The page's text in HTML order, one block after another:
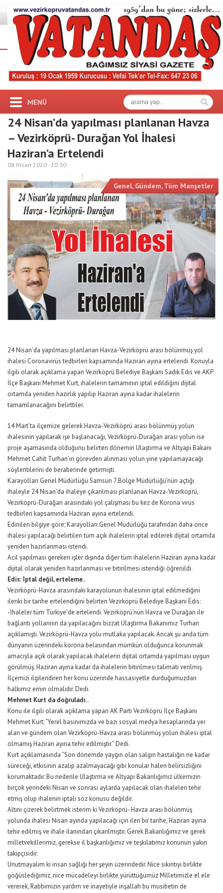
MENÜ
24 Nisan’da yapılması planlanan Havza
– Vezirköprü- Durağan Yol İhalesi
Haziran’a Ertelendi
08 Nisan 2020 - 10:30
Genel, Gündem,Tüm Manşetler
24 Nisan’da yapılması planlanan Havza-Vezirköprü arası bölünmüş yol
ihalesi Coronavirüs tedbirleri kapsamında Haziran ayına ertelendi. Konuyla
ilgili olarak açıklama yapan Vezirköprü Belediye Başkanı Sadık Edis ve AKP
İlçe Başkanı Mehmet Kurt, ihalelerin tamamının iptal edildiğini dijital
ortamda yeniden hazırlık yapılıp Haziran ayına kadar ihalelerin
tamamlanacağını belirttiler.
14 Mart’ta ilçemize gelerek Havza-Vezirköprü arası bölünmüş yolun
ihalesinin yapılarak işe başlanacağı, Vezirköprü-Durağan arası yolun ise
proje aşamasında olduğunu belirten dönemin Ulaştırma ve Altyapı Bakanı
Mehmet Cahit Turhan’ın görevden alınması yolun yine yapılamayacağı
söylentilerini de beraberinde getirmişti.
Karayolları Genel Müdürlüğü Samsun 7.Bölge Müdürlüğü’nün açtığı
ihaleyle 24 Nisan’da ihaleye çıkarılması planlanan Havza-Vezirköprü,
Vezirköprü-Durağan arasındaki yol çalışması bu kez de Korona virüs
tedbirleri kapsamında Haziran ayına ertelendi.
Edinilen bilgiye göre; Karayolları Genel Müdürlüğü tarafından daha önce
ihalesi yapılacağı belirtilen tüm açık ihalelerin iptal edilerek dijital ortamda
yeniden hazırlanması istendi.
Acil yapılması gereken işler dışında diğer tüm ihalelerin Haziran ayına kadar
dijital olarak yeniden hazırlanması ve bitirilmesi istendiği öğrenildi.
Edis: İptal değil, erteleme..
Vezirköprü-Havza arasındaki karayolunun ihalesinin iptal edilmediğini
ileriki bir tarihe ertelendiğini belirten Vezirköprü Belediye Başkanı Edis:
-İhaleler tüm Türkiye’de ertelendi. Vezirköprü’nün Havza ve Durağan ile
bağlantı yollarının da yapılacağını bizzat Ulaştırma Bakanımız Turhan
açıklamıştı. Vezirköprü-Havza yolu mutlaka yapılacak. Ancak şu anda tüm
dünyanın üzerindeki korona belasından mümkün olduğunca korunmak
amacıyla açık olarak yapılacak ihalelerin dijital ortamda yapılması uygun
görülmüş. Haziran ayına kadar da ihalelerin bitirilmesi talimatı verilmiş.
İlçemizi ilgilendiren her konu üzerinde hassasiyetle durduğumuzdan
halkımız emin olmalıdır. Dedi.
Mehmet Kurt da doğruladı..
Konu ile ilgili olarak açıklama yapan AK Parti Vezirköprü İlçe Başkanı
Mehmet Kurt; “Yerel basınımızda ve bazı sosyal medya hesaplarında yer
alan ve gündem olan Vezirköprü-Havza arası bölünmüş yolun ihalesi iptal
olmamış Haziran ayına tehir edilmiştir.” Dedi.
Kurt açıklamasında “Son dönemde yaygın olan salgın hastalığın ne kadar
süreceği, etkisinin azalıp azalmayacağı gibi konular halen belirsizliğini
korumaktadır. Bu nedenle Ulaştırma ve Altyapı Bakanlığımız ülkemizin
birçok yerindeki Nisan ve sonrası aylarda yapılacak olan ihaleleri tehir
etmiş olup ihalenin iptali söz konusu değildir.
Altını çizerek belirtmek isterim ki Vezirköprü- Havza arası bölünmüş
yolunda ihalesi Nisan ayında yapılacağı için ileri bir tarihe, Haziran ayına
tehir edilmiş ve ihale ilanından çıkarılmıştır. Gerek Bakanlığımız ve gerek
milletvekillerimiz, gerekse il başkanlığımız ve teşkilatımız konunun yakın
takipçisidir.
Unutmayalım ki insan sağlığı her şeyin üzerindedir. Nice sıkıntıyı birlikte
göğüslediğimiz, nice mücadeleyi birlikte yürüttüğümüz Milletimizle el ele
vererek, Rabbimizin yardım ve inayetiyle inşallah bu musibetin de